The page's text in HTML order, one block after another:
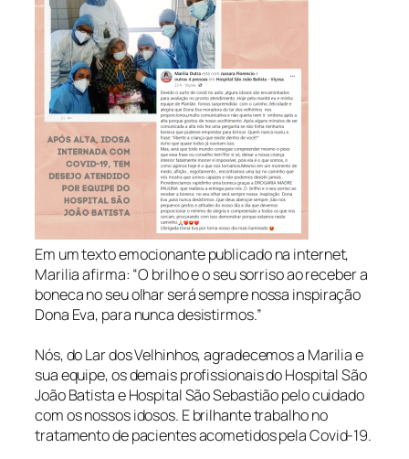
Em um texto emocionante publicado na internet,
Marilia afirma: “O brilho e o seu sorriso ao receber a
boneca no seu olhar será sempre nossa inspiração
Dona Eva, para nunca desistirmos.”
Nós, do Lar dos Velhinhos, agradecemos a Marilia e
sua equipe, os demais profissionais do Hospital São
João Batista e Hospital São Sebastião pelo cuidado
com os nossos idosos. E brilhante trabalho no
tratamento de pacientes acometidos pela Covid-19.